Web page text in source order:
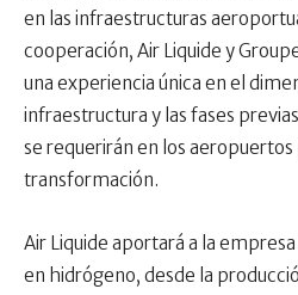
en las infraestructuras
cooperación, Air Liquide y
una experiencia única en el
infraestructura y las fases
se requerirán en los aeropuertos
transformación.
Air Liquide aportará a la
en hidrógeno, desde la